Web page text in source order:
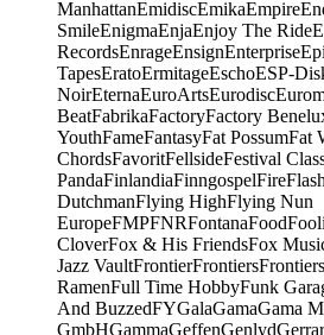
ManhattanEmidiscEmikaEmpire
SmileEnigmaEnjaEnjoy The Ride
RecordsEnrageEnsignEnterprise
TapesEratoErmitageEschoESP-
NoirEternaEuroArtsEurodisc
BeatFabrikaFactoryFactory
YouthFameFantasyFat PossumFat
ChordsFavoritFellsideFestival
PandaFinlandiaFinngospelFire
DutchmanFlying HighFlying Nun
EuropeFMPFNRFontanaFood
CloverFox & His FriendsFox
Jazz VaultFrontierFrontiers
RamenFull Time HobbyFunk
And BuzzedFYGalaGamaGama
GmbHGammaGeffenGenlyd